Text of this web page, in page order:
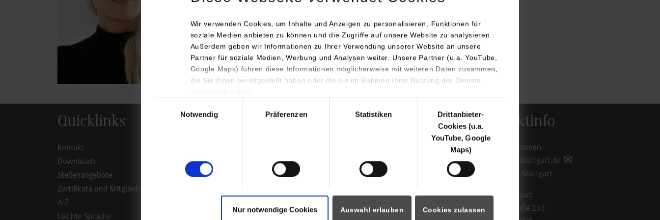
Wir verwenden Cookies, um Inhalte und Anzeigen zu personalisieren, Funktionen für
soziale Medien anbieten zu können und die Zugriffe auf unsere Website zu analysieren.
Außerdem geben wir Informationen zu Ihrer Verwendung unserer Website an unsere
Partner für soziale Medien, Werbung und Analysen weiter. Unsere Partner (u.a. YouTube,
Google Maps) führen diese Informationen möglicherweise mit weiteren Daten zusammen,
die Sie ihnen bereitgestellt haben oder die sie im Rahmen Ihrer Nutzung der Dienste
Notwendig
Präferenzen Statistiken
Drittanbieter-
Cookies (u.a.
YouTube, Google
Maps)
Nur notwendige Cookies Auswahl erlauben Cookies zulassen
simone.siedler-pieth@dhbw-stuttgart.de
Quicklinks
Kontakt
Downloads
Stellenangebote
Zertifikate und Mitgliedschaften
A-Z
Leichte Sprache
Informationen für
Studierende
Duale Partner
Dual Dozierende
Portale
moodle
Kontaktinfo
Ansprechpersonen
info@dhbw-stuttgart.de
Standorte in Stuttgart
DHBW Stuttgart
Rotebühlstraße 133